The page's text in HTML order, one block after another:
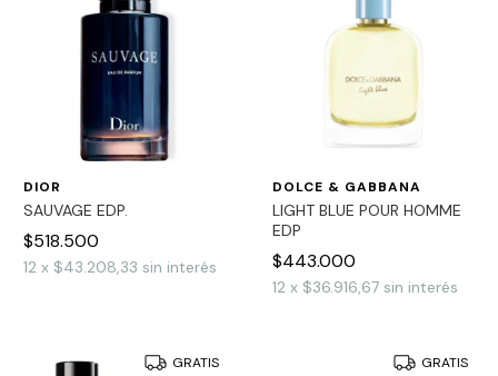
DIOR
SAUVAGE EDP.
$518.500
12 x $43.208,33 sin interés
DOLCE & GABBANA
LIGHT BLUE POUR HOMME
EDP
$443.000
12 x $36.916,67 sin interés
GRATIS GRATIS